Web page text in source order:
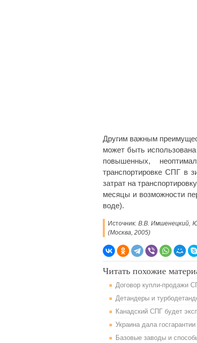
Другим важным
может быть
повышенных,
транспортировке СПГ в
затрат на
месяцы и возможности
воде).
Источник: В.В. Имшенецкий,
(Москва, 2005)
Читать похожие
Договор купли-продажи
Детандеры и
Канадский СПГ будет
Украина дала
Базовые заводы и